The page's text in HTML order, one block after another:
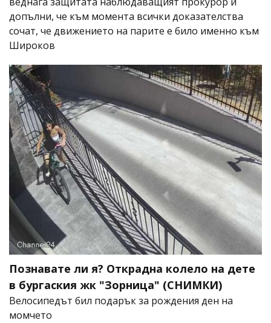
допълни, че към момента всички доказателства
сочат, че движението на парите е било именно към
Широков
Познавате ли я? Открадна колело на дете
в бургаския жк "Зорница" (СНИМКИ)
Велосипедът бил подарък за рождения ден на
момчето